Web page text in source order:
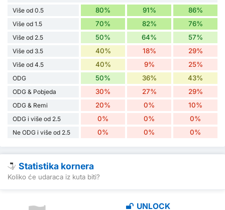
Više od 0.5 80% 91% 86%
Više od 1.5 70% 82% 76%
Više od 2.5 50% 64% 57%
Više od 3.5 40% 18% 29%
Više od 4.5 40% 9% 25%
ODG 50% 36% 43%
ODG & Pobjeda 30% 27% 29%
ODG & Remi 20% 0% 10%
ODG i više od 2.5 0% 0% 0%
Ne ODG i više od 2.5 0% 0% 0%
Statistika kornera
Koliko će udaraca iz kuta biti?
UNLOCK